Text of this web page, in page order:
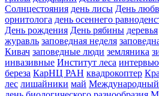
Солнцестояния день лисы День
орнитолога день осеннего
День рождения День рябины деревья
журавль заповедная неделя
Кивач заповедные люди земляника
инвазивные Институт леса интервью
береза КарНЦ РАН квадрокоптер
лес лишайники май Международный